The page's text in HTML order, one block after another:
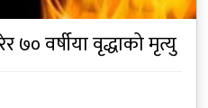
वर्षीया वृद्धाको मृत्यु